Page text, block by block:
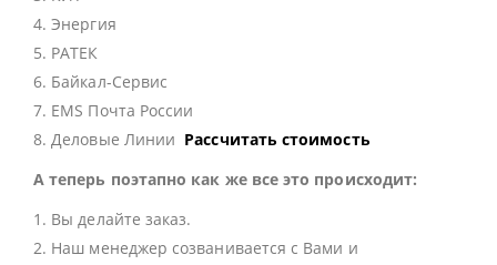
4. Энергия
5. РАТЕК
6. Байкал-Сервис
7. EMS Почта России
8. Деловые Линии Рассчитать стоимость
А теперь поэтапно как же все это происходит:
1. Вы делайте заказ.
2. Наш менеджер созванивается с Вами и